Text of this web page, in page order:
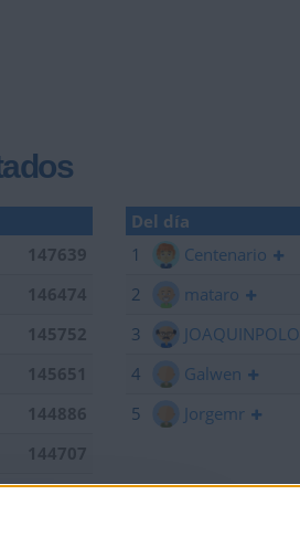
147639
145752
144886
144673
Del día
1
Centenario
2
mataro
3
JOAQUINPOLO
4
Galwen
5
Jorgemr